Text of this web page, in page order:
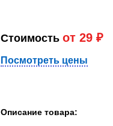
Стоимость от 29 ₽
Посмотреть цены
Описание товара: